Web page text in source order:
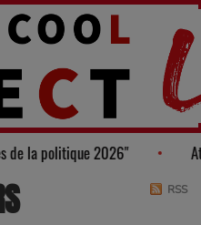
visages de la politique
RSS